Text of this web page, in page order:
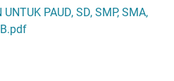
PAUD, SD, SMP, SMA,